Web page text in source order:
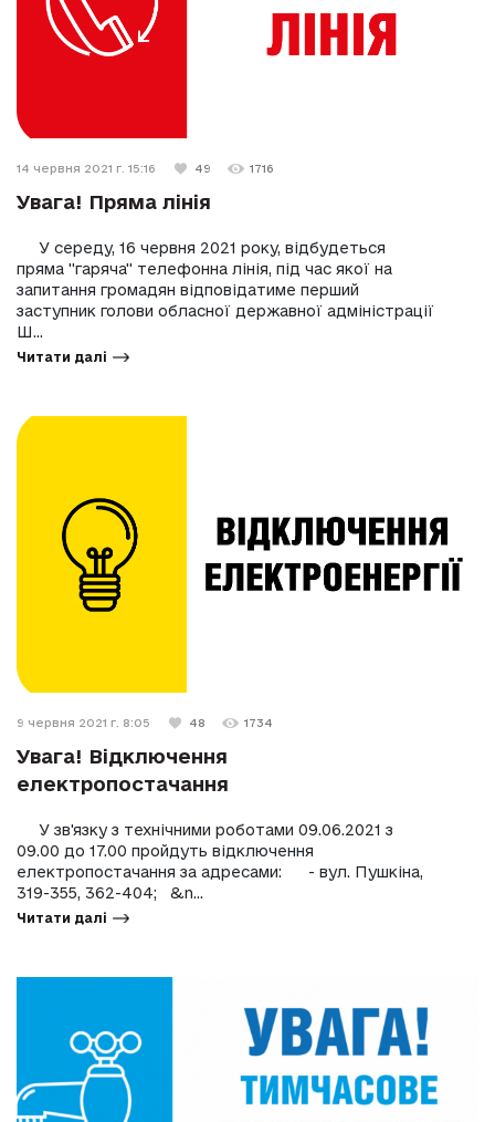
14 червня 2021 г. 15:16 49 1716
Увага! Пряма лінія
У середу, 16 червня 2021 року, відбудеться
пряма "гаряча" телефонна лінія, під час якої на
запитання громадян відповідатиме перший
заступник голови обласної державної адміністрації
Ш...
Читати далі
9 червня 2021 г. 8:05 48 1734
Увага! Відключення
електропостачання
У зв'язку з технічними роботами 09.06.2021 з
09.00 до 17.00 пройдуть відключення
електропостачання за адресами: - вул. Пушкіна,
319-355, 362-404; &n...
Читати далі